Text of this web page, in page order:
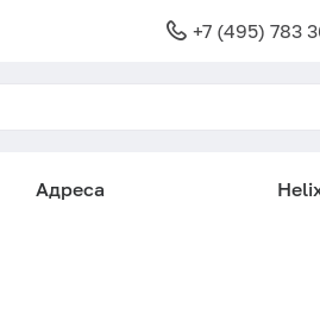
+7 (495) 783
Адреса